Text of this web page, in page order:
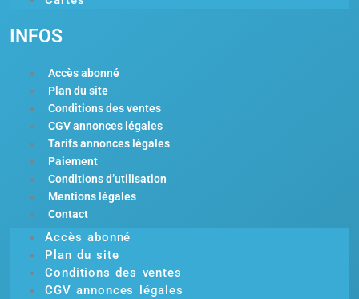
INFOS
Accès abonné
Plan du site
Conditions des ventes
CGV annonces légales
Tarifs annonces légales
Paiement
Conditions d’utilisation
Mentions légales
Contact
Accès abonné
Plan du site
Conditions des ventes
CGV annonces légales